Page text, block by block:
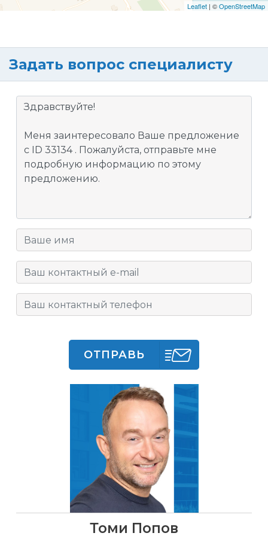
Leaflet | ©OpenStreetMap
Задать вопрос специалисту
ОТПРАВЬ
Томи Попов